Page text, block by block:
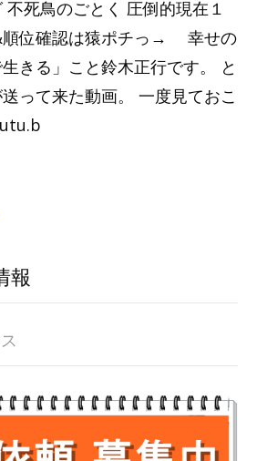
死鳥のごとく 圧倒的現在１
順位確認は猿ポチっ→ 幸せの
きる」こと鈴木正行です。 と
って来た動画。 一度見ておこ
報